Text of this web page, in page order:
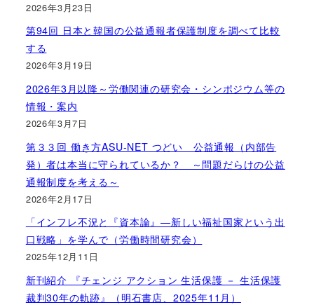
2026年3月23日
第94回 日本と韓国の公益通報者保護制度を調べて比較
する
2026年3月19日
2026年3月以降～労働関連の研究会・シンポジウム等の
情報・案内
2026年3月7日
第３３回 働き方ASU-NET つどい 公益通報（内部告
発）者は本当に守られているか？ ～問題だらけの公益
通報制度を考える～
2026年2月17日
「インフレ不況と『資本論』―新しい福祉国家という出
口戦略」を学んで（労働時間研究会）
2025年12月11日
新刊紹介 『チェンジ アクション 生活保護 － 生活保護
裁判30年の軌跡』（明石書店、2025年11月）